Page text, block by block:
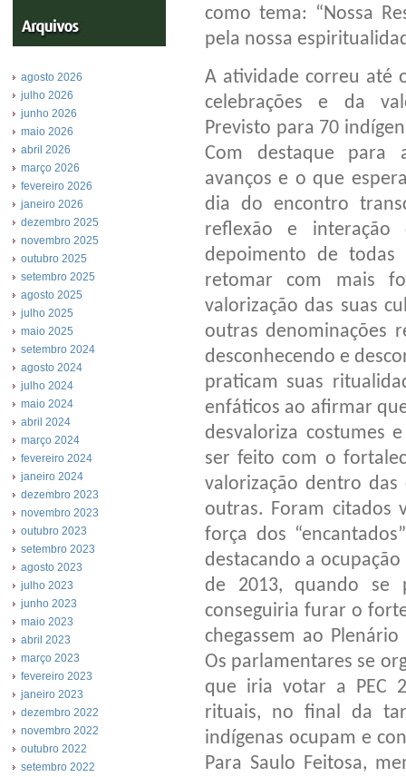
agosto 2026
julho 2026
junho 2026
maio 2026
abril 2026
março 2026
fevereiro 2026
janeiro 2026
dezembro 2025
novembro 2025
outubro 2025
setembro 2025
agosto 2025
julho 2025
maio 2025
setembro 2024
agosto 2024
julho 2024
maio 2024
abril 2024
março 2024
fevereiro 2024
janeiro 2024
dezembro 2023
novembro 2023
outubro 2023
setembro 2023
agosto 2023
julho 2023
junho 2023
maio 2023
abril 2023
março 2023
fevereiro 2023
janeiro 2023
dezembro 2022
novembro 2022
outubro 2022
setembro 2022
como tema: “Nossa
pela nossa
A atividade correu até
celebrações e da
Previsto para 70
Com destaque para
avanços e o que
dia do encontro
reflexão e interação
depoimento de todas
retomar com mais
valorização das suas
outras denominações
desconhecendo e
praticam suas
enfáticos ao afirmar
desvaloriza costumes
ser feito com o
valorização dentro
outras. Foram citados
força dos
destacando a
de 2013, quando se
conseguiria furar o
chegassem ao
Os parlamentares se
que iria votar a PEC
rituais, no final da
indígenas ocupam e
Para Saulo Feitosa,